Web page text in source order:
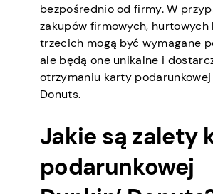
bezpośrednio od firmy. W
zakupów firmowych, hurtowych
trzecich mogą być wymagane
ale będą one unikalne i
otrzymaniu karty podarunkowej
Donuts.
Jakie są zalety
podarunkowej